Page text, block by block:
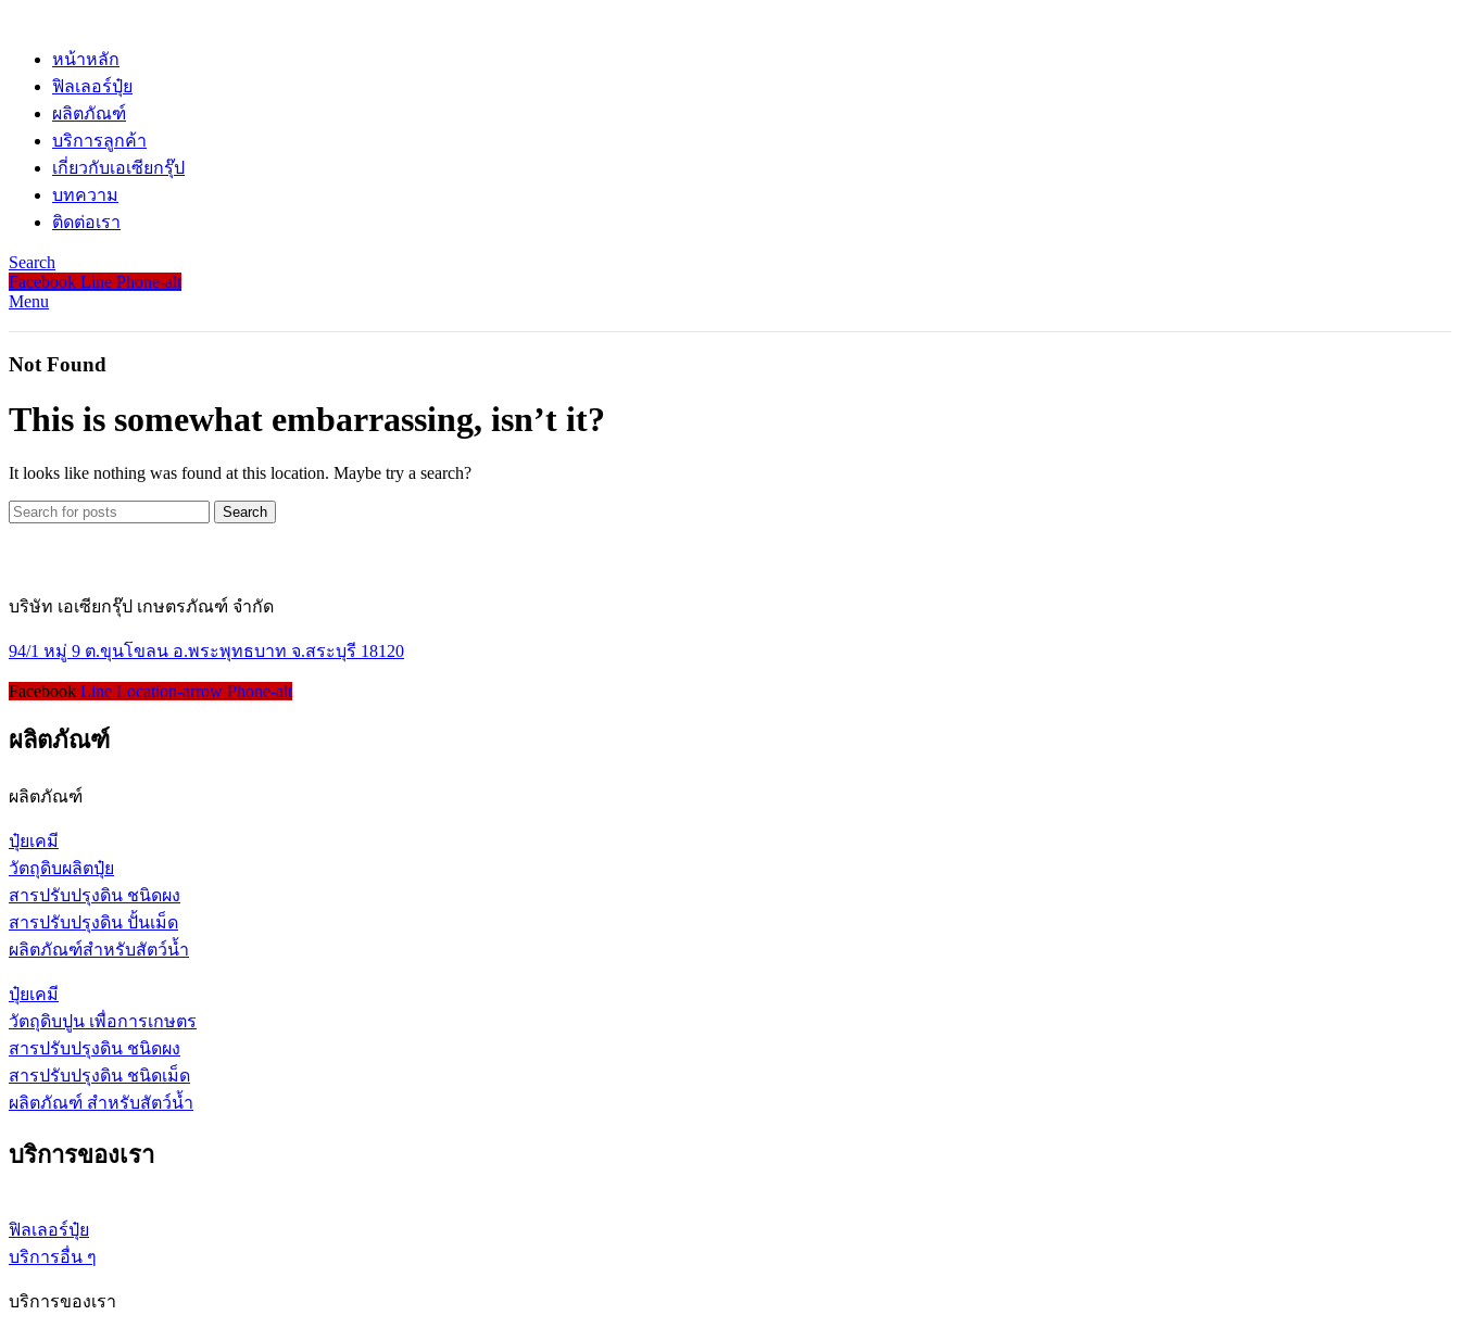
หน้าหลัก
ฟิลเลอร์ปุ๋ย
ผลิตภัณฑ์
บริการลูกค้า
เกี่ยวกับเอเซียกรุ๊ป
บทความ
ติดต่อเรา
Search
Facebook Line Phone-alt
Menu
Not Found
This is somewhat embarrassing, isn’t it?
It looks like nothing was found at this location. Maybe try a search?
Search
บริษัท เอเซียกรุ๊ป เกษตรภัณฑ์ จำกัด
94/1 หมู่ 9 ต.ขุนโขลน อ.พระพุทธบาท จ.สระบุรี 18120
Facebook Line Location-arrow Phone-alt
ผลิตภัณฑ์
ผลิตภัณฑ์
ปุ๋ยเคมี
วัตถุดิบผลิตปุ๋ย
สารปรับปรุงดิน ชนิดผง
สารปรับปรุงดิน ปั้นเม็ด
ผลิตภัณฑ์สำหรับสัตว์น้ำ
ปุ๋ยเคมี
วัตถุดิบปูน เพื่อการเกษตร
สารปรับปรุงดิน ชนิดผง
สารปรับปรุงดิน ชนิดเม็ด
ผลิตภัณฑ์ สำหรับสัตว์น้ำ
บริการของเรา
ฟิลเลอร์ปุ๋ย
บริการอื่น ๆ
บริการของเรา